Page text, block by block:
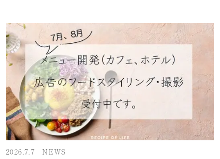
2026.7.7 NEWS